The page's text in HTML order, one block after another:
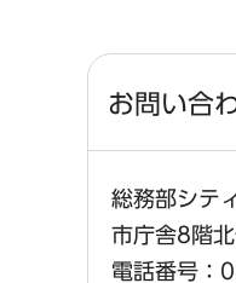
お問い合
総務部シテ
市庁舎8階北
電話番号